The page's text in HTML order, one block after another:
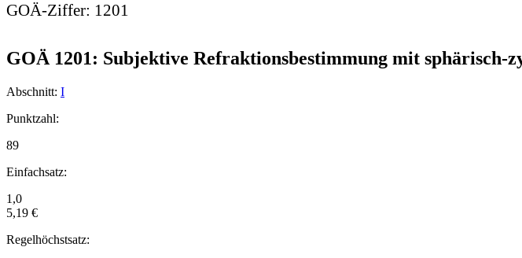
GOÄ-Ziffer: 1201
GOÄ 1201: Subjektive Refraktionsbestimmung mit sphärisch-
Abschnitt: I
Punktzahl:
89
Einfachsatz:
1,0
5,19 €
Regelhöchstsatz: